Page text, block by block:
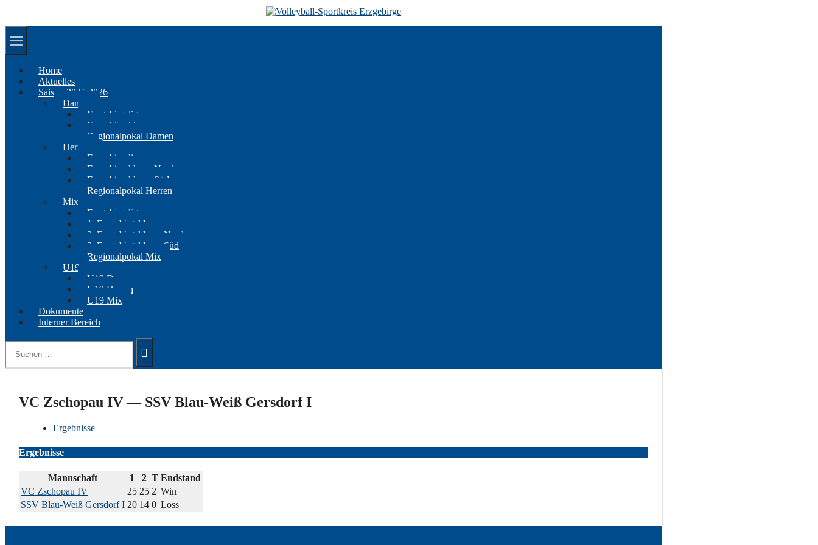
Home
Aktuelles
Saison 2025/2026
Damen
Erzgebirgsliga
Erzgebirgsklasse
Regionalpokal Damen
Herren
Erzgebirgsliga
Erzgebirgsklasse Nord
Erzgebirgsklasse Süd
Regionalpokal Herren
Mix
Erzgebirgsliga
1. Erzgebirgsklasse
2. Erzgebirgsklasse Nord
2. Erzgebirgsklasse Süd
Regionalpokal Mix
U19
U19 Damen
U19 Herren
U19 Mix
Dokumente
Interner Bereich
Suchen
nach:
VC Zschopau IV — SSV Blau-Weiß Gersdorf I
Ergebnisse
Ergebnisse
Mannschaft 1 2 T Endstand
VC Zschopau IV
25 25 2 Win
SSV Blau-Weiß Gersdorf I 20 14 0 Loss